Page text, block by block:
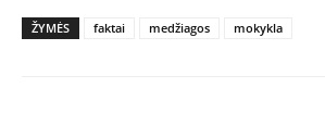
ŽYMĖS faktai medžiagos mokykla